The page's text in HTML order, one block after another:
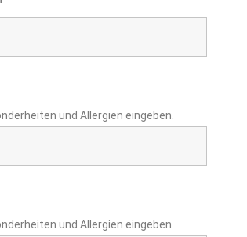
und Allergien eingeben.
und Allergien eingeben.